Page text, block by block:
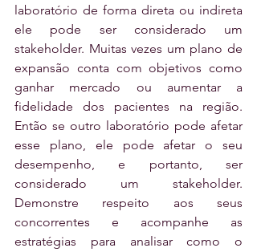
laboratório de forma direta ou indireta
ele pode ser considerado um
stakeholder. Muitas vezes um plano de
expansão conta com objetivos como
ganhar mercado ou aumentar a
fidelidade dos pacientes na região.
Então se outro laboratório pode afetar
esse plano, ele pode afetar o seu
desempenho, e portanto, ser
considerado um stakeholder.
Demonstre respeito aos seus
concorrentes e acompanhe as
estratégias para analisar como o